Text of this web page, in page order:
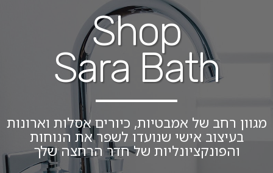
Shop
Sara Bath
מגוון רחב של אמבטיות, כיורים אסלות וארונות
בעיצוב אישי שנועדו לשפר את הנוחות
והפונקציונליות של חדר הרחצה שלך